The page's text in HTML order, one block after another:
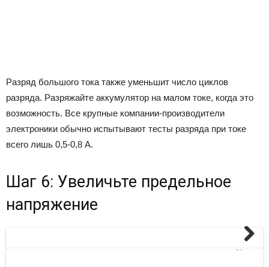
Разряд большого тока также уменьшит число циклов
разряда. Разряжайте аккумулятор на малом токе, когда это
возможность. Все крупные компании-производители
электроники обычно испытывают тесты разряда при токе
всего лишь 0,5-0,8 А.
Шаг 6: Увеличьте предельное
напряжение
Next